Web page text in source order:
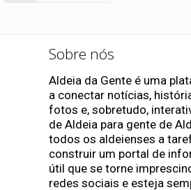
Sobre nós
Aldeia da Gente é uma
a conectar notícias,
fotos e, sobretudo,
de Aldeia para gente de
todos os aldeienses a
construir um portal de
útil que se torne
redes sociais e esteja